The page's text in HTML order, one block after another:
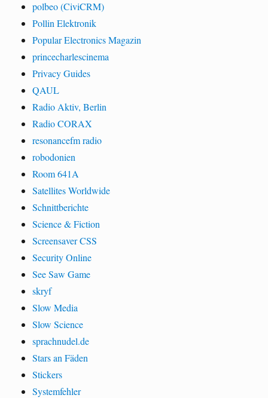
polbeo (CiviCRM)
Pollin Elektronik
Popular Electronics Magazin
princecharlescinema
Privacy Guides
QAUL
Radio Aktiv, Berlin
Radio CORAX
resonancefm radio
robodonien
Room 641A
Satellites Worldwide
Schnittberichte
Science & Fiction
Screensaver CSS
Security Online
See Saw Game
skryf
Slow Media
Slow Science
sprachnudel.de
Stars an Fäden
Stickers
Systemfehler